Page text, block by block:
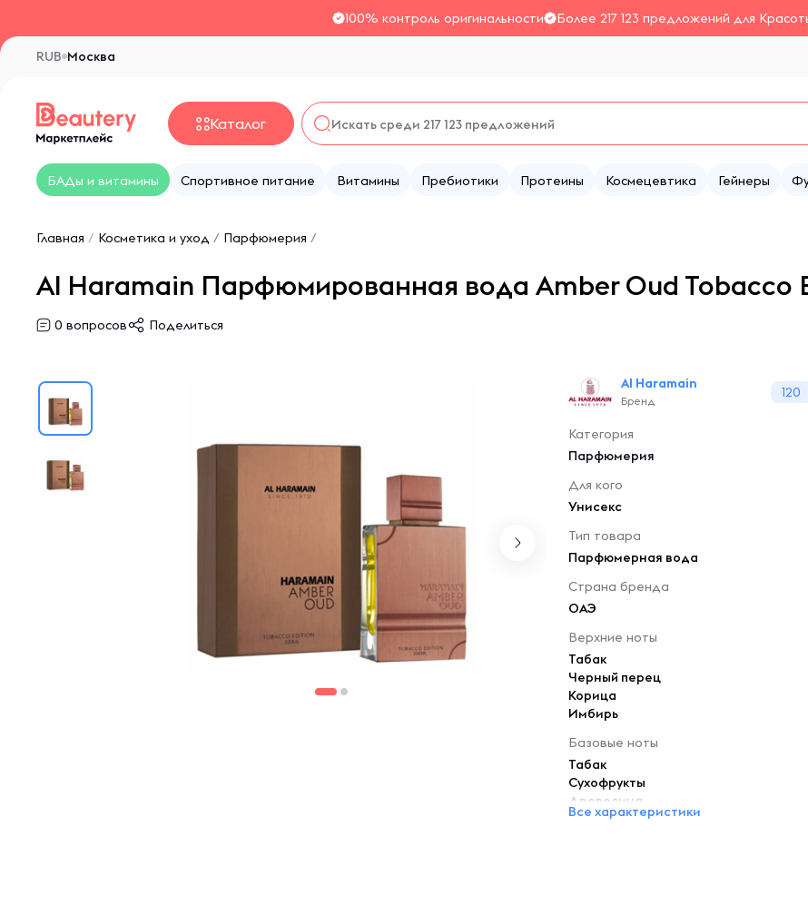
100% контроль оригинальности Более 217 123 предложений для
Москва
RUB
Каталог
БАДы и витамины Спортивное питание Витамины Пребиотики Протеины Космецевтика Гейнеры
Главная / Косметика и уход / Парфюмерия /
Al Haramain Парфюмированная вода Amber Oud Tobacco
0 вопросов Поделиться
Al Haramain
Бренд
120
Категория
Парфюмерия
Для кого
Унисекс
Тип товара
Парфюмерная вода
Страна бренда
ОАЭ
Верхние ноты
Табак
Черный перец
Корица
Имбирь
Базовые ноты
Табак
Сухофрукты
Древесина
Все характеристики